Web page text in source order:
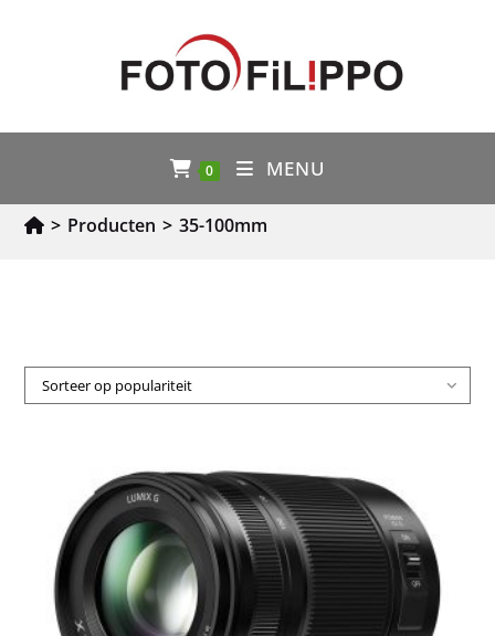
0 MENU
> Producten > 35-100mm
Sorteer op populariteit